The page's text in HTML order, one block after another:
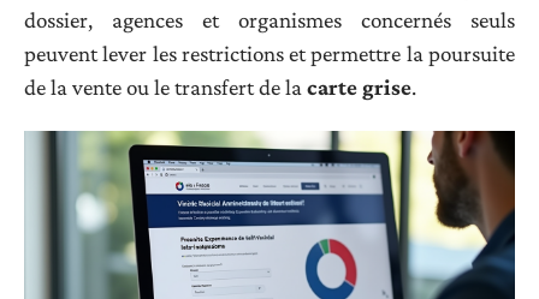
dossier, agences et organismes concernés seuls
peuvent lever les restrictions et permettre la poursuite
de la vente ou le transfert de la carte grise.